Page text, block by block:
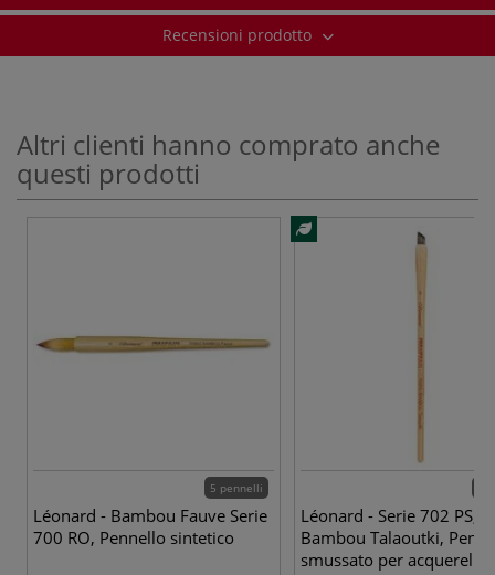
Recensioni prodotto
Altri clienti hanno comprato anche
questi prodotti
5 pennelli
Léonard - Bambou Fauve Serie
700 RO, Pennello sintetico
Léonard - Serie 702 PS,
Bambou Talaoutki,
smussato per acquerello